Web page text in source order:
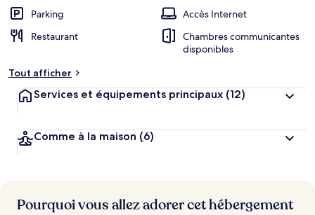
Parking
Accès Internet
Restaurant
Chambres communicantes
disponibles
Tout afficher
Services et équipements principaux (12)
Comme à la maison (6)
Pourquoi vous allez adorer cet hébergement